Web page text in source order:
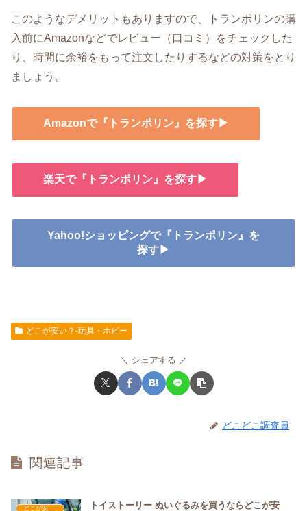
このようなデメリットもありますので、トランポリンの購
入前にAmazonなどでレビュー（口コミ）をチェックした
り、時間に余裕をもって注文したりするなどの対策をとり
ましょう。
Amazonで『トランポリン』を探す▶
楽天で『トランポリン』を探す▶
Yahoo!ショッピングで『トランポリン』を
探す▶
どこが安い？-玩具・ホビー
シェアする
どこどこ調査員
関連記事
どこが安い？-玩具・ホビー
トイストーリー ぬいぐるみを買うならどこが安